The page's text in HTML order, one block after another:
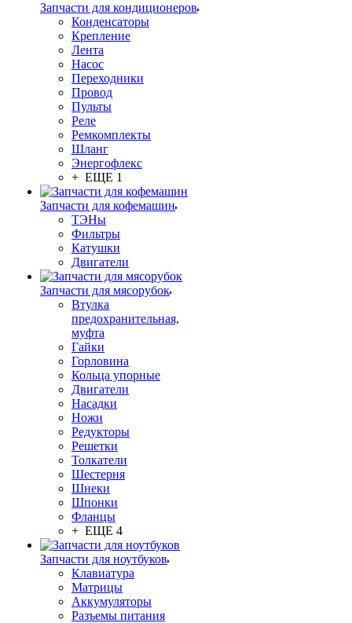
Запчасти для кондиционеров
Конденсаторы
Крепление
Лента
Насос
Переходники
Провод
Пульты
Реле
Ремкомплекты
Шланг
Энергофлекс
+ ЕЩЕ 1
Запчасти для кофемашин
ТЭНы
Фильтры
Катушки
Двигатели
Запчасти для мясорубок
Втулка
предохранительная,
муфта
Гайки
Горловина
Кольца упорные
Двигатели
Насадки
Ножи
Редукторы
Решетки
Толкатели
Шестерня
Шнеки
Шпонки
Фланцы
+ ЕЩЕ 4
Запчасти для ноутбуков
Клавиатура
Матрицы
Аккумуляторы
Разъемы питания